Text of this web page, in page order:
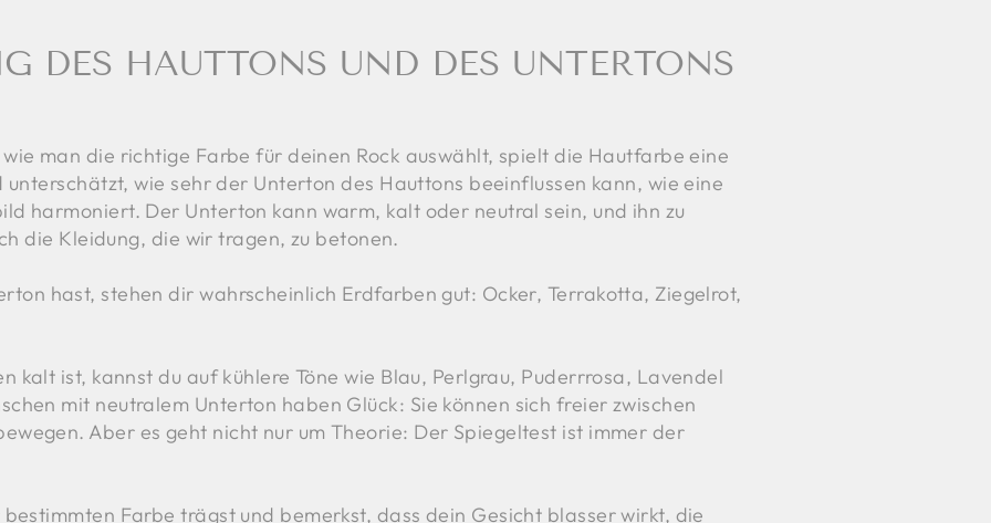
DES HAUTTONS UND DES UNTERTONS
man die richtige Farbe für deinen Rock auswählt, spielt die Hautfarbe eine
wie sehr der Unterton des Hauttons beeinflussen kann, wie eine
harmoniert. Der Unterton kann warm, kalt oder neutral sein, und ihn zu
die Kleidung, die wir tragen, zu betonen.
hast, stehen dir wahrscheinlich Erdfarben gut: Ocker, Terrakotta, Ziegelrot,
kalt ist, kannst du auf kühlere Töne wie Blau, Perlgrau, Puderrrosa, Lavendel
mit neutralem Unterton haben Glück: Sie können sich freier zwischen
Aber es geht nicht nur um Theorie: Der Spiegeltest ist immer der
bestimmten Farbe trägst und bemerkst, dass dein Gesicht blasser wirkt, die